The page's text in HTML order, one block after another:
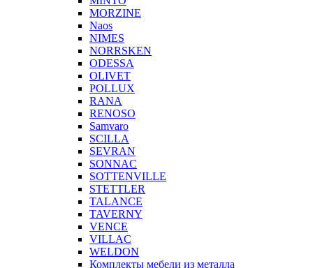
MORZINE
Naos
NIMES
NORRSKEN
ODESSA
OLIVET
POLLUX
RANA
RENOSO
Samvaro
SCILLA
SEVRAN
SONNAC
SOTTENVILLE
STETTLER
TALANCE
TAVERNY
VENCE
VILLAC
WELDON
Комплекты мебели из металла